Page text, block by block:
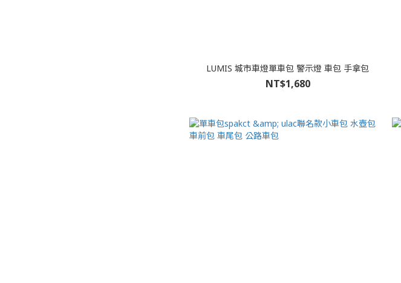
LUMIS 城市車燈單車包 警示燈 車包 手拿包
NT$1,680